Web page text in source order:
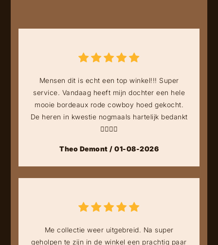
Mensen dit is echt een top winkel!!! Super
service. Vandaag heeft mijn dochter een hele
mooie bordeaux rode cowboy hoed gekocht.
De heren in kwestie nogmaals hartelijk bedankt
👍🏻👍🏻
Theo Demont / 01-08-2026
Me collectie weer uitgebreid. Na super
geholpen te zijn in de winkel een prachtig paar